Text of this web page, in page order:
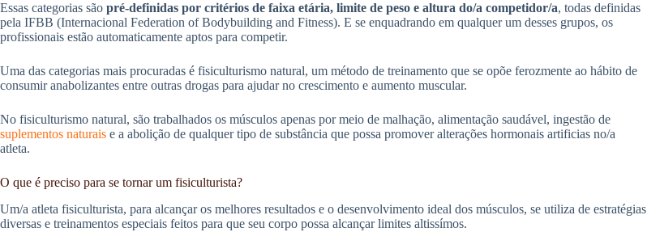
Essas categorias são pré-definidas por critérios de faixa etária, limite de peso e altura do/a competidor/a, todas definidas
pela IFBB (Internacional Federation of Bodybuilding and Fitness). E se enquadrando em qualquer um desses grupos, os
profissionais estão automaticamente aptos para competir.
Uma das categorias mais procuradas é fisiculturismo natural, um método de treinamento que se opõe ferozmente ao hábito de
consumir anabolizantes entre outras drogas para ajudar no crescimento e aumento muscular.
No fisiculturismo natural, são trabalhados os músculos apenas por meio de malhação, alimentação saudável, ingestão de
suplementos naturais e a abolição de qualquer tipo de substância que possa promover alterações hormonais artificias no/a
atleta.
O que é preciso para se tornar um fisiculturista?
Um/a atleta fisiculturista, para alcançar os melhores resultados e o desenvolvimento ideal dos músculos, se utiliza de estratégias
diversas e treinamentos especiais feitos para que seu corpo possa alcançar limites altissímos.